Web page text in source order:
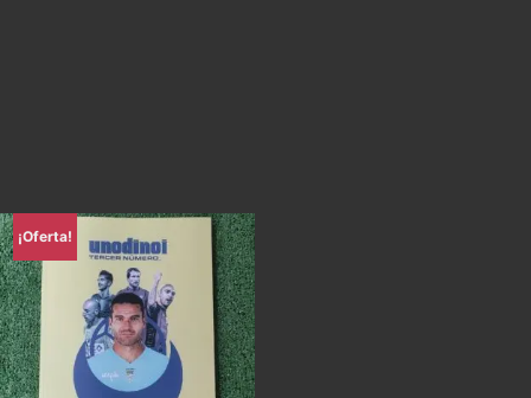
¡Oferta!